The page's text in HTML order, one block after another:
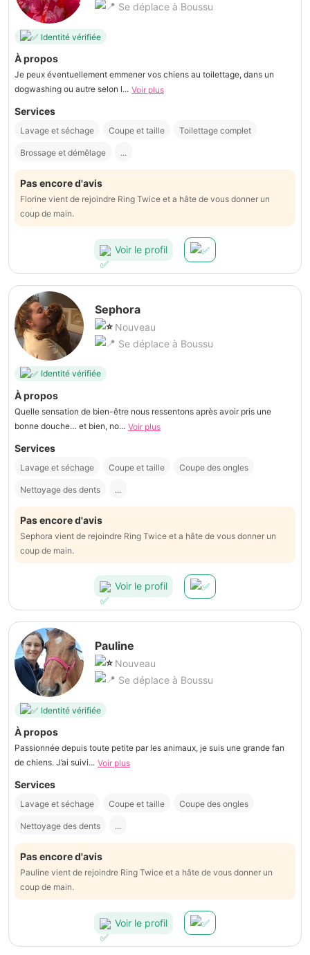
Se déplace à Boussu
Identité vérifiée
À propos
Je peux éventuellement emmener vos chiens au toilettage, dans un
dogwashing ou autre selon l... Voir plus
Services
Lavage et séchage Coupe et taille Toilettage complet
Brossage et démêlage ...
Pas encore d'avis
Florine vient de rejoindre Ring Twice et a hâte de vous donner un
coup de main.
Voir le profil
Sephora
Nouveau
Se déplace à Boussu
Identité vérifiée
À propos
Quelle sensation de bien-être nous ressentons après avoir pris une
bonne douche… et bien, no... Voir plus
Services
Lavage et séchage Coupe et taille Coupe des ongles
Nettoyage des dents ...
Pas encore d'avis
Sephora vient de rejoindre Ring Twice et a hâte de vous donner un
coup de main.
Voir le profil
Pauline
Nouveau
Se déplace à Boussu
Identité vérifiée
À propos
Passionnée depuis toute petite par les animaux, je suis une grande fan
de chiens. J’ai suivi... Voir plus
Services
Lavage et séchage Coupe et taille Coupe des ongles
Nettoyage des dents ...
Pas encore d'avis
Pauline vient de rejoindre Ring Twice et a hâte de vous donner un
coup de main.
Voir le profil